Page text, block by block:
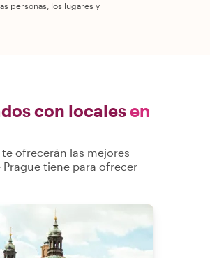
personas, los lugares y
con localesen
ofrecerán las mejores
tiene para ofrecer